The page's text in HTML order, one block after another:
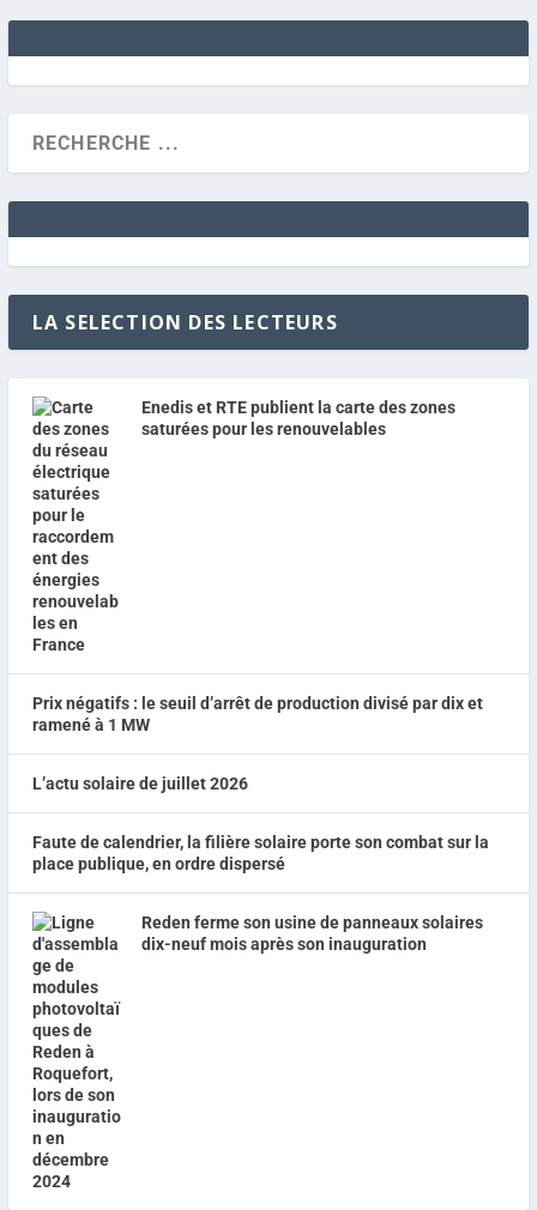
LA SELECTION DES LECTEURS
Enedis et RTE publient la carte des zones
saturées pour les renouvelables
Prix négatifs : le seuil d’arrêt de production divisé par dix et
ramené à 1 MW
L’actu solaire de juillet 2026
Faute de calendrier, la filière solaire porte son combat sur la
place publique, en ordre dispersé
Reden ferme son usine de panneaux solaires
dix-neuf mois après son inauguration